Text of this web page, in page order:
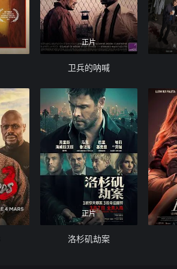
正片
卫兵的呐喊
正片
洛杉矶劫案